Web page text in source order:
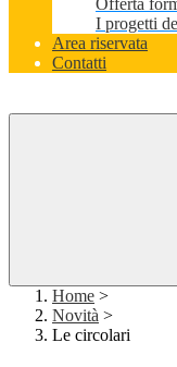
Offerta
I progetti
Area riservata
Contatti
Home >
Novità >
Le circolari